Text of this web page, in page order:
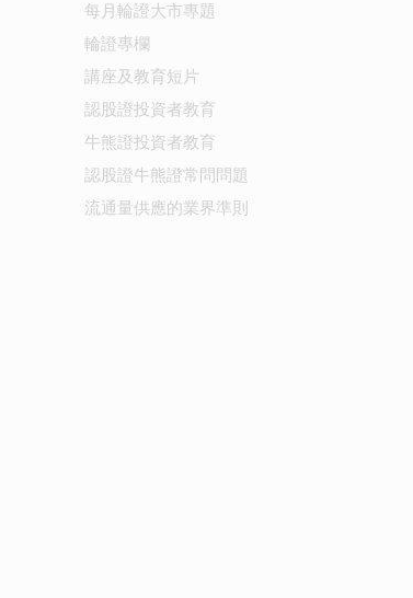
每月輪證大市專題
輪證專欄
講座及教育短片
認股證投資者教育
牛熊證投資者教育
認股證牛熊證常問問題
流通量供應的業界準則